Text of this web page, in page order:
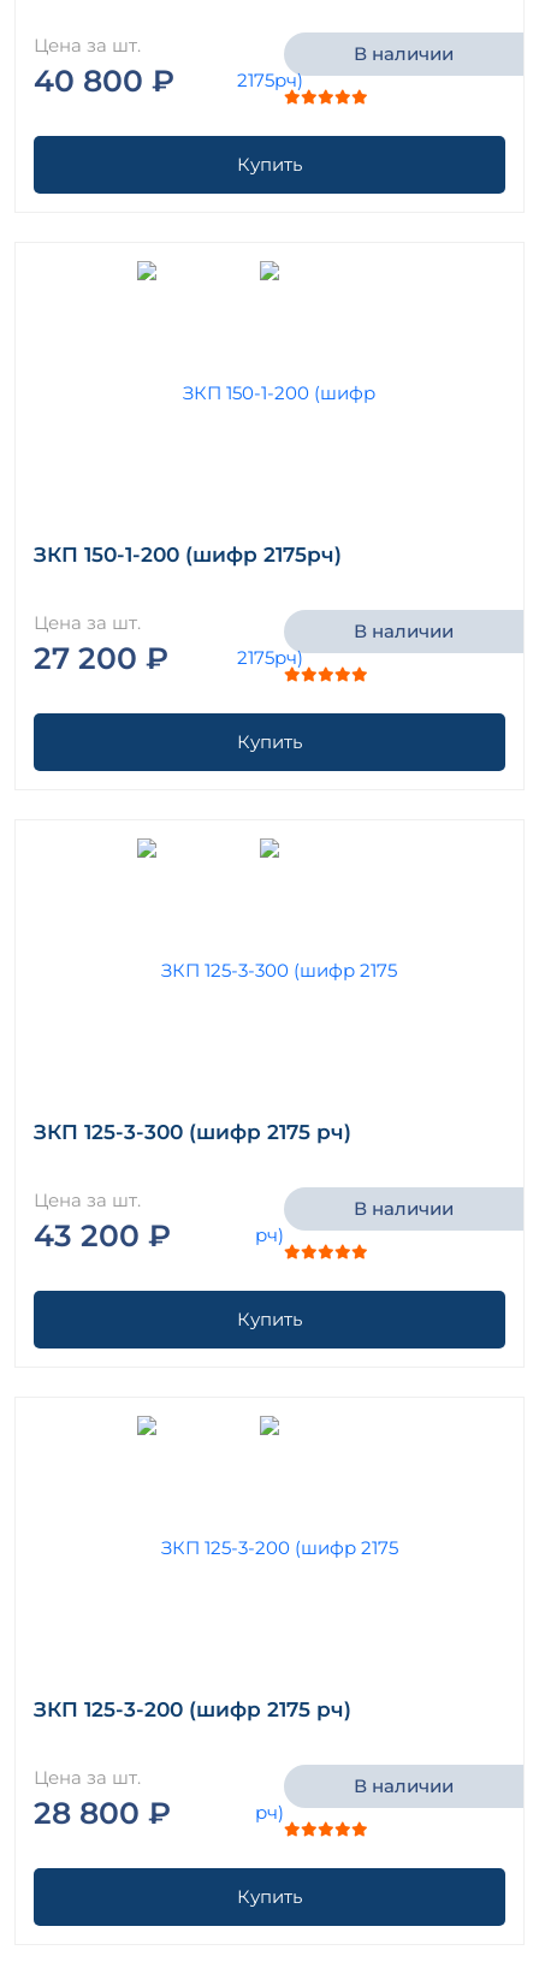
Цена за шт.
40 800 ₽
В наличии
Купить
ЗКП 150-1-200 (шифр 2175рч)
Цена за шт.
27 200 ₽
В наличии
Купить
ЗКП 125-3-300 (шифр 2175 рч)
Цена за шт.
43 200 ₽
В наличии
Купить
ЗКП 125-3-200 (шифр 2175 рч)
Цена за шт.
28 800 ₽
В наличии
Купить